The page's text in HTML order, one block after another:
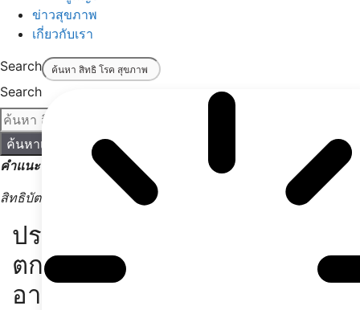
ข่าวสุขภาพ
เกี่ยวกับเรา
Search
Search
ค้นหาเลย!
คำแนะนำ:
เริ่มค้นหาด้วยคำง่าย ๆ เช่น
สิทธิบัตรทอง
ประเมินความเสี่ยงต่อการพลัด
ตกหกล้มและการทรงตัวในผู้สูง
อายุ